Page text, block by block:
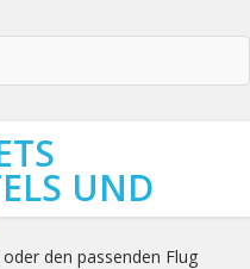
UND
den passenden Flug